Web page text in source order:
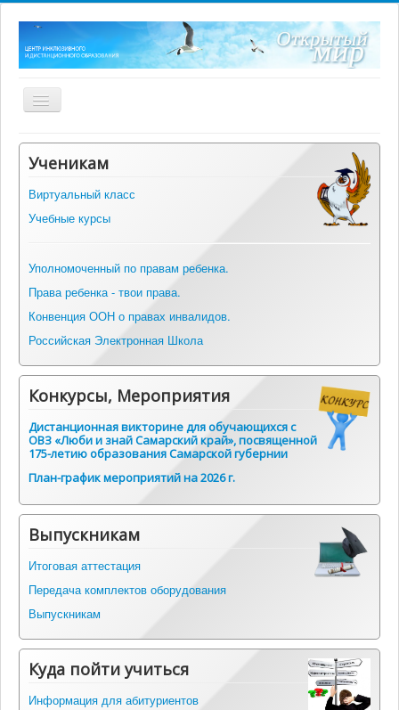
Включить/
выключить
Главная
О центре
Нормативные документы
Оборудование
Информация
Альманах инклюзивных практик
Контакты
Ученикам
Виртуальный класс
Учебные курсы
Уполномоченный по правам ребенка.
Права ребенка - твои права.
Конвенция ООН о правах инвалидов.
Российская Электронная Школа
Конкурсы, Мероприятия
Дистанционная викторине для обучающихся с
ОВЗ «Люби и знай Самарский край», посвященной
175-летию образования Самарской губернии
План-график мероприятий на 2026 г.
Выпускникам
Итоговая аттестация
Передача комплектов оборудования
Выпускникам
Куда пойти учиться
Информация для абитуриентов